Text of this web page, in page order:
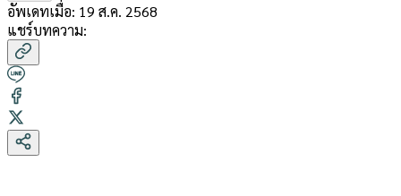
อัพเดทเมื่อ: 19 ส.ค. 2568
แชร์บทความ: